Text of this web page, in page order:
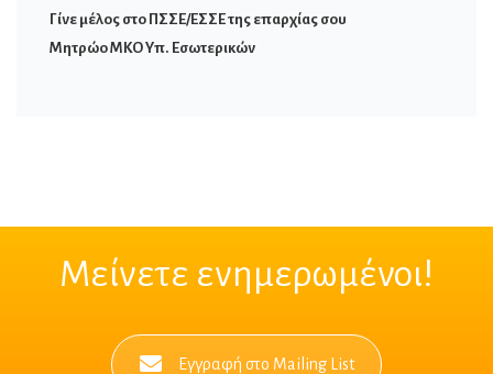
Γίνε μέλος στο ΠΣΣΕ/ΕΣΣΕ της επαρχίας σου
Μητρώο ΜΚΟ Υπ. Εσωτερικών
Μείνετε ενημερωμένοι!
Εγγραφή στο Mailing List